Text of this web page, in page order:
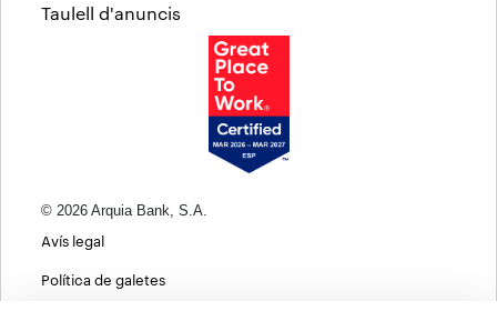
Taulell d'anuncis
© 2026 Arquia Bank, S.A.
Avís legal
Política de galetes